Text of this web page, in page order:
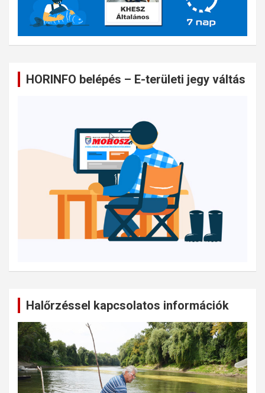
HORINFO belépés – E-területi jegy váltás
Halőrzéssel kapcsolatos információk